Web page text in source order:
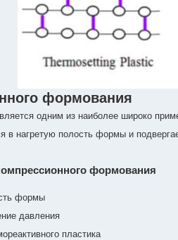
формования
одним из наиболее широко
в нагретую полость формы и
формования
формы
давления
пластика